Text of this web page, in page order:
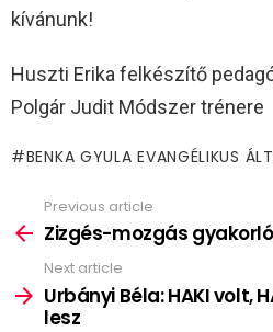
kívánunk!
Huszti Erika felkészítő
Polgár Judit Módszer trénere
BENKA GYULA EVANGÉLIKUS
more
Previous article
Zizgés-mozgás
Next article
Urbányi Béla: HAKI volt,
lesz